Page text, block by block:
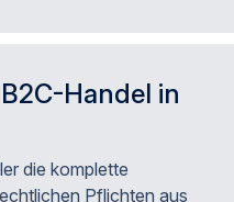
Handel in
die komplette
Pflichten aus